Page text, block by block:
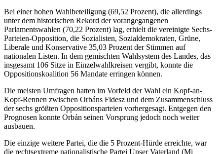
Bei einer hohen Wahlbeteiligung (69,52 Prozent), die allerdings
unter dem historischen Rekord der vorangegangenen
Parlamentswahlen (70,22 Prozent) lag, erhielt die vereinigte Sechs-
Parteien-Opposition, die Sozialisten, Sozialdemokraten, Grüne,
Liberale und Konservative 35,03 Prozent der Stimmen auf
nationalen Listen. In dem gemischten Wahlsystem des Landes, das
insgesamt 106 Sitze in Einzelwahlkreisen vergibt, konnte die
Oppositionskoalition 56 Mandate erringen können.
Die meisten Umfragen hatten im Vorfeld der Wahl ein Kopf-an-
Kopf-Rennen zwischen Orbáns Fidesz und dem Zusammenschluss
der sechs größten Oppositionsparteien vorhergesagt. Entgegen den
Prognosen konnte Orbán seinen Vorsprung jedoch noch weiter
ausbauen.
Die einzige weitere Partei, die die 5 Prozent-Hürde erreichte, war
die rechtsextreme nationalistische Partei Unser Vaterland (Mi